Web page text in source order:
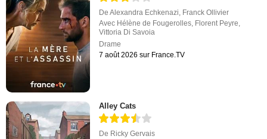
DeAlexandra Echkenazi Franck Ollivier
Avec Hélène de Fougerolles Florent Peyre
Vittoria Di Savoia
Drame
7 août 2026 sur France.TV
Alley Cats
De Ricky Gervais